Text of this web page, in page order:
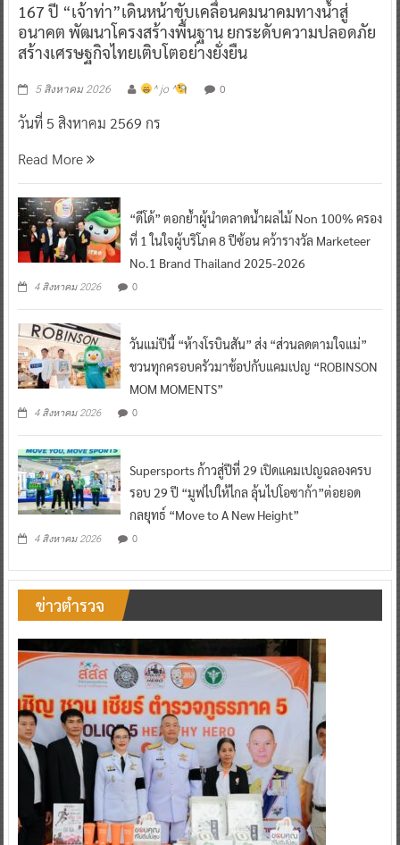
167 ปี “เจ้าท่า”เดินหน้าขับเคลื่อนคมนาคมทางน้ำสู่
อนาคต พัฒนาโครงสร้างพื้นฐาน ยกระดับความปลอดภัย
สร้างเศรษฐกิจไทยเติบโตอย่างยั่งยืน
5 สิงหาคม 2026 ^ jo ^ 0
วันที่ 5 สิงหาคม 2569 กร
Read More
“ดีโด้” ตอกย้ำผู้นำตลาดน้ำผลไม้ Non 100% ครอง
ที่ 1 ในใจผู้บริโภค 8 ปีซ้อน คว้ารางวัล Marketeer
No.1 Brand Thailand 2025-2026
4 สิงหาคม 2026 0
วันแม่ปีนี้ “ห้างโรบินสัน” ส่ง “ส่วนลดตามใจแม่”
ชวนทุกครอบครัวมาช้อปกับแคมเปญ “ROBINSON
MOM MOMENTS”
4 สิงหาคม 2026 0
Supersports ก้าวสู่ปีที่ 29 เปิดแคมเปญฉลองครบ
รอบ 29 ปี “มูฟไปให้ไกล ลุ้นไปโอซาก้า”ต่อยอด
กลยุทธ์ “Move to A New Height”
4 สิงหาคม 2026 0
ข่าวตำรวจ